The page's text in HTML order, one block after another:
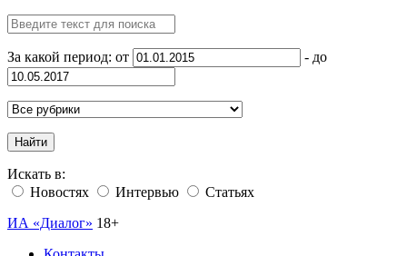
За какой период: от - до
Найти
Искать в:
Новостях
Интервью
Статьях
ИА «Диалог» 18+